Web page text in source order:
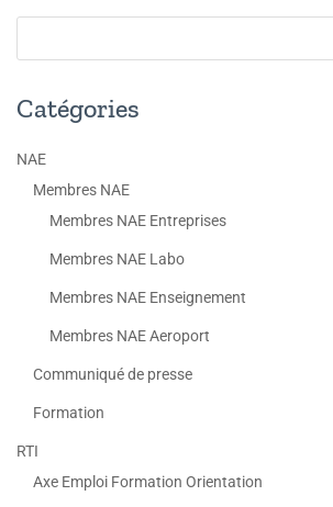
Catégories
NAE
Membres NAE
Membres NAE Entreprises
Membres NAE Labo
Membres NAE Enseignement
Membres NAE Aeroport
Communiqué de presse
Formation
RTI
Axe Emploi Formation Orientation